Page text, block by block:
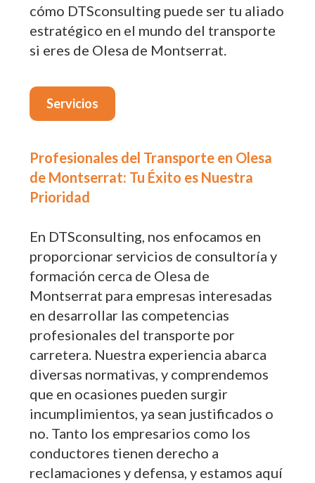
cómo DTSconsulting puede ser tu aliado
estratégico en el mundo del transporte
si eres de Olesa de Montserrat.
Servicios
Profesionales del Transporte en Olesa
de Montserrat: Tu Éxito es Nuestra
Prioridad
En DTSconsulting, nos enfocamos en
proporcionar servicios de consultoría y
formación cerca de Olesa de
Montserrat para empresas interesadas
en desarrollar las competencias
profesionales del transporte por
carretera. Nuestra experiencia abarca
diversas normativas, y comprendemos
que en ocasiones pueden surgir
incumplimientos, ya sean justificados o
no. Tanto los empresarios como los
conductores tienen derecho a
reclamaciones y defensa, y estamos aquí